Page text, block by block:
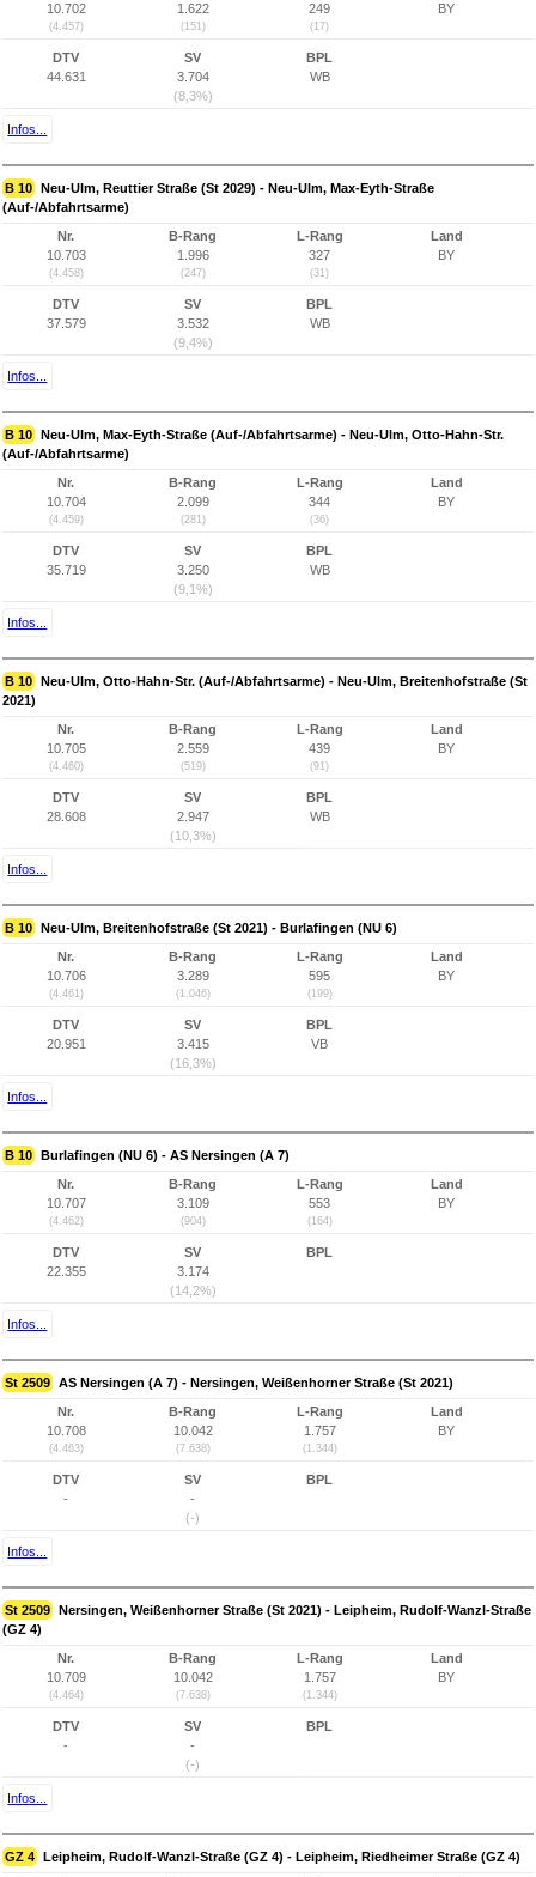
10.702
(4.457)
1.622
(151)
249
(17)
BY
DTV
44.631
SV
3.704
(8,3%)
BPL
WB
Infos...
B 10 Neu-Ulm, Reuttier Straße (St 2029) - Neu-Ulm, Max-Eyth-Straße
(Auf-/Abfahrtsarme)
Nr.
10.703
(4.458)
B-Rang
1.996
(247)
L-Rang
327
(31)
Land
BY
DTV
37.579
SV
3.532
(9,4%)
BPL
WB
Infos...
B 10 Neu-Ulm, Max-Eyth-Straße (Auf-/Abfahrtsarme) - Neu-Ulm, Otto-Hahn-Str.
(Auf-/Abfahrtsarme)
Nr.
10.704
(4.459)
B-Rang
2.099
(281)
L-Rang
344
(36)
Land
BY
DTV
35.719
SV
3.250
(9,1%)
BPL
WB
Infos...
B 10 Neu-Ulm, Otto-Hahn-Str. (Auf-/Abfahrtsarme) - Neu-Ulm, Breitenhofstraße (St
2021)
Nr.
10.705
(4.460)
B-Rang
2.559
(519)
L-Rang
439
(91)
Land
BY
DTV
28.608
SV
2.947
(10,3%)
BPL
WB
Infos...
B 10 Neu-Ulm, Breitenhofstraße (St 2021) - Burlafingen (NU 6)
Nr.
10.706
(4.461)
B-Rang
3.289
(1.046)
L-Rang
595
(199)
Land
BY
DTV
20.951
SV
3.415
(16,3%)
BPL
VB
Infos...
B 10 Burlafingen (NU 6) - AS Nersingen (A 7)
Nr.
10.707
(4.462)
B-Rang
3.109
(904)
L-Rang
553
(164)
Land
BY
DTV
22.355
SV
3.174
(14,2%)
BPL
Infos...
St 2509 AS Nersingen (A 7) - Nersingen, Weißenhorner Straße (St 2021)
Nr.
10.708
(4.463)
B-Rang
10.042
(7.638)
L-Rang
1.757
(1.344)
Land
BY
DTV
-
SV
-
(-)
BPL
Infos...
St 2509 Nersingen, Weißenhorner Straße (St 2021) - Leipheim, Rudolf-Wanzl-Straße
(GZ 4)
Nr.
10.709
(4.464)
B-Rang
10.042
(7.638)
L-Rang
1.757
(1.344)
Land
BY
DTV
-
SV
-
(-)
BPL
Infos...
GZ 4 Leipheim, Rudolf-Wanzl-Straße (GZ 4) - Leipheim, Riedheimer Straße (GZ 4)